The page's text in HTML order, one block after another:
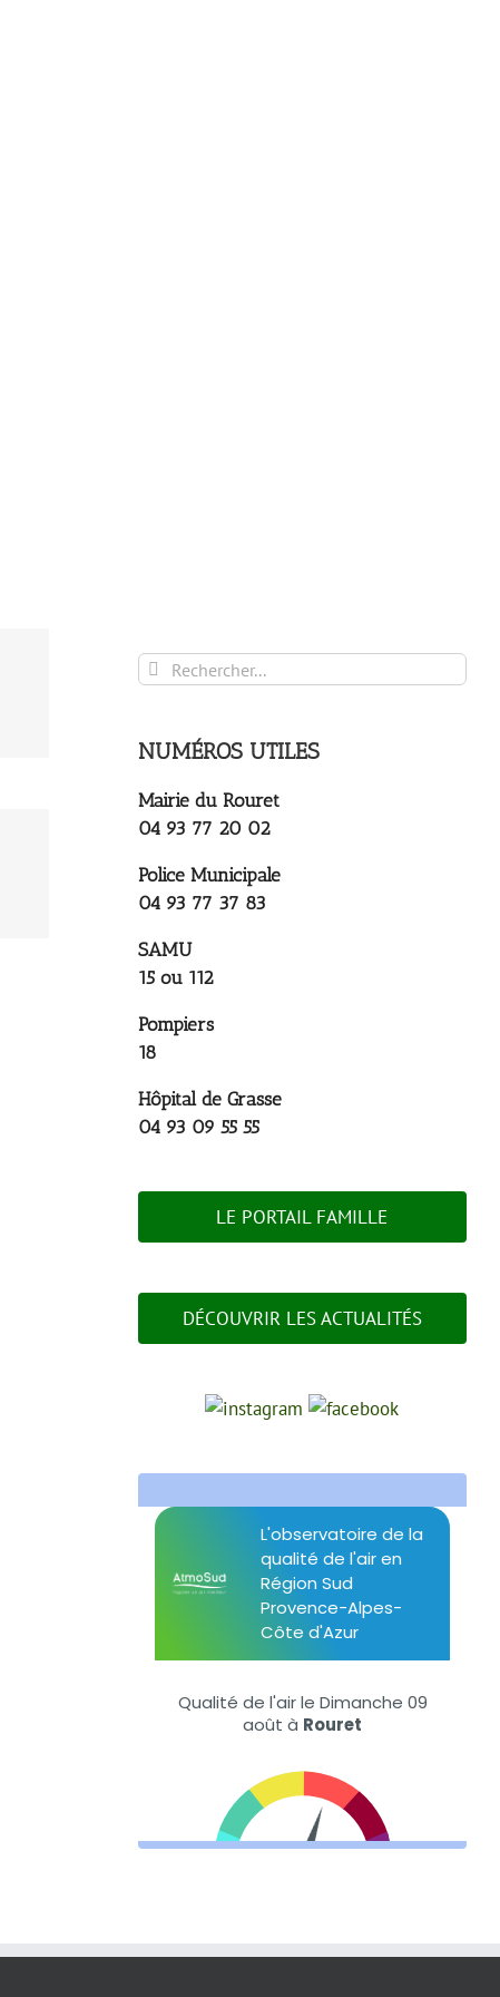
Rechercher:
NUMÉROS UTILES
Mairie du Rouret
04 93 77 20 02
Police Municipale
04 93 77 37 83
SAMU
15 ou 112
Pompiers
18
Hôpital de Grasse
04 93 09 55 55
LE PORTAIL FAMILLE
DÉCOUVRIR LES ACTUALITÉS